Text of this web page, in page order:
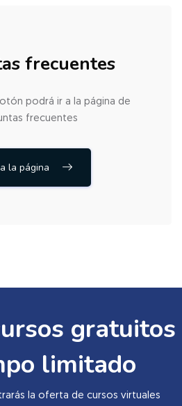
frecuentes
podrá ir a la página de
frecuentes
la página
gratuitos
limitado
la oferta de cursos virtuales